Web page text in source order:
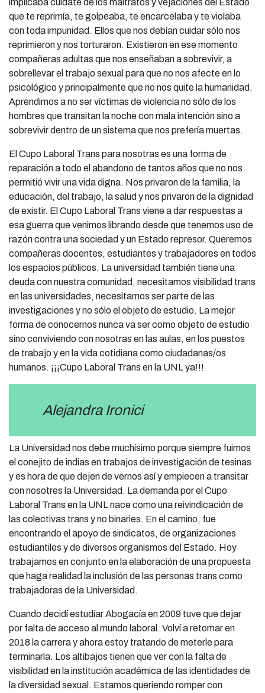
implicaba cuidate de los maltratos y vejaciones del Estado
que te reprimía, te golpeaba, te encarcelaba y te violaba
con toda impunidad. Ellos que nos debían cuidar sólo nos
reprimieron y nos torturaron. Existieron en ese momento
compañeras adultas que nos enseñaban a sobrevivir, a
sobrellevar el trabajo sexual para que no nos afecte en lo
psicológico y principalmente que no nos quite la humanidad.
Aprendimos a no ser víctimas de violencia no sólo de los
hombres que transitan la noche con mala intención sino a
sobrevivir dentro de un sistema que nos prefería muertas.
El Cupo Laboral Trans para nosotras es una forma de
reparación a todo el abandono de tantos años que no nos
permitió vivir una vida digna. Nos privaron de la familia, la
educación, del trabajo, la salud y nos privaron de la dignidad
de existir. El Cupo Laboral Trans viene a dar respuestas a
esa guerra que venimos librando desde que tenemos uso de
razón contra una sociedad y un Estado represor. Queremos
compañeras docentes, estudiantes y trabajadores en todos
los espacios públicos. La universidad también tiene una
deuda con nuestra comunidad, necesitamos visibilidad trans
en las universidades, necesitamos ser parte de las
investigaciones y no sólo el objeto de estudio. La mejor
forma de conocernos nunca va ser como objeto de estudio
sino conviviendo con nosotras en las aulas, en los puestos
de trabajo y en la vida cotidiana como ciudadanas/os
humanos. ¡¡¡Cupo Laboral Trans en la UNL ya!!!
Alejandra Ironici
La Universidad nos debe muchísimo porque siempre fuimos
el conejito de indias en trabajos de investigación de tesinas
y es hora de que dejen de vernos así y empiecen a transitar
con nosotres la Universidad. La demanda por el Cupo
Laboral Trans en la UNL nace como una reivindicación de
las colectivas trans y no binaries. En el camino, fue
encontrando el apoyo de sindicatos, de organizaciones
estudiantiles y de diversos organismos del Estado. Hoy
trabajamos en conjunto en la elaboración de una propuesta
que haga realidad la inclusión de las personas trans como
trabajadoras de la Universidad.
Cuando decidí estudiar Abogacía en 2009 tuve que dejar
por falta de acceso al mundo laboral. Volví a retomar en
2018 la carrera y ahora estoy tratando de meterle para
terminarla. Los altibajos tienen que ver con la falta de
visibilidad en la institución académica de las identidades de
la diversidad sexual. Estamos queriendo romper con